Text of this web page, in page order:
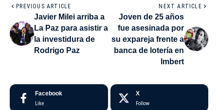
PREVIOUS ARTICLE
Javier Milei arriba a
La Paz para asistir a
la investidura de
Rodrigo Paz
NEXT ARTICLE
Joven de 25 años
fue asesinada por
su expareja frente a
banca de lotería en
Imbert
Facebook
Like
X
Follow